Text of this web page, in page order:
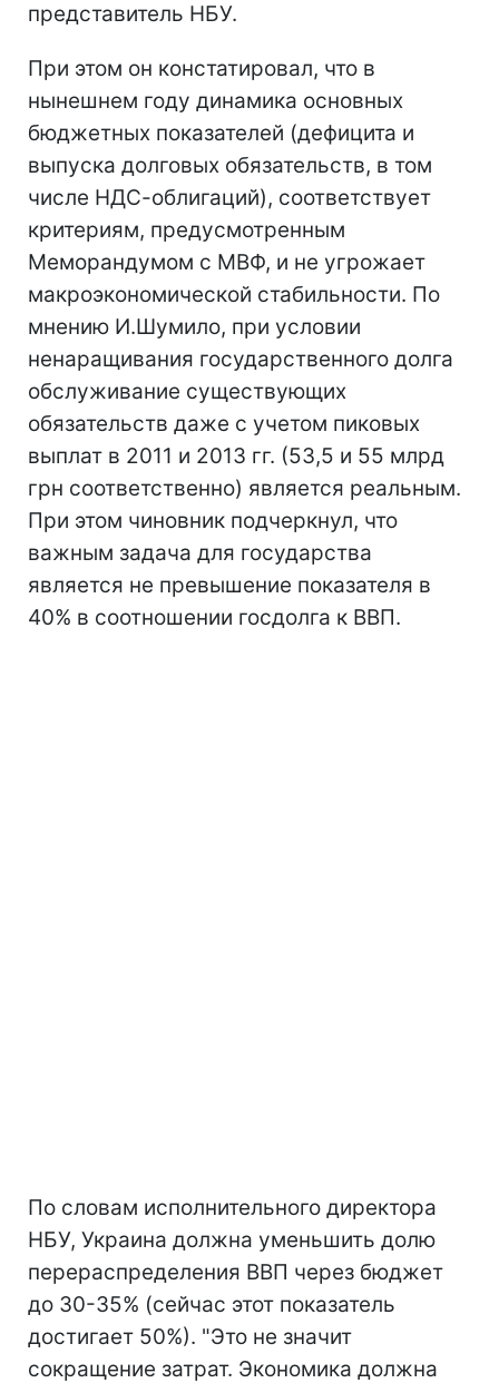
представитель НБУ.
При этом он констатировал, что в
нынешнем году динамика основных
бюджетных показателей (дефицита и
выпуска долговых обязательств, в том
числе НДС-облигаций), соответствует
критериям, предусмотренным
Меморандумом с МВФ, и не угрожает
макроэкономической стабильности. По
мнению И.Шумило, при условии
ненаращивания государственного долга
обслуживание существующих
обязательств даже с учетом пиковых
выплат в 2011 и 2013 гг. (53,5 и 55 млрд
грн соответственно) является реальным.
При этом чиновник подчеркнул, что
важным задача для государства
является не превышение показателя в
40% в соотношении госдолга к ВВП.
По словам исполнительного директора
НБУ, Украина должна уменьшить долю
перераспределения ВВП через бюджет
до 30-35% (сейчас этот показатель
достигает 50%). "Это не значит
сокращение затрат. Экономика должна